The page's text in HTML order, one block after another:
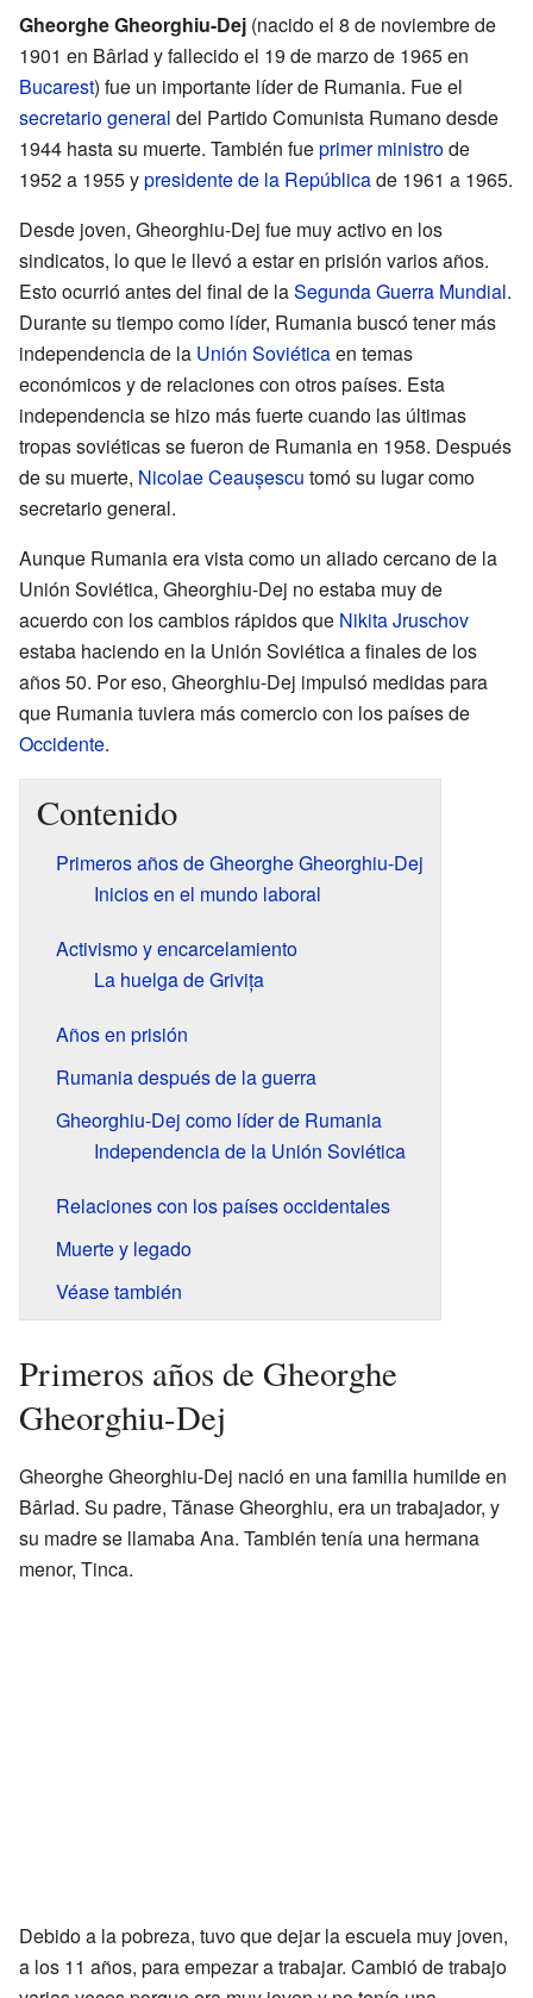
Gheorghe Gheorghiu-Dej (nacido el 8 de noviembre de
1901 en Bârlad y fallecido el 19 de marzo de 1965 en
Bucarest) fue un importante líder de Rumania. Fue el
secretario general del Partido Comunista Rumano desde
1944 hasta su muerte. También fueprimer ministrode
1952 a 1955 ypresidente de la Repúblicade 1961 a 1965.
Desde joven, Gheorghiu-Dej fue muy activo en los
sindicatos, lo que le llevó a estar en prisión varios años.
Esto ocurrió antes del final de laSegunda Guerra Mundial.
Durante su tiempo como líder, Rumania buscó tener más
independencia de la Unión Soviéticaen temas
económicos y de relaciones con otros países. Esta
independencia se hizo más fuerte cuando las últimas
tropas soviéticas se fueron de Rumania en 1958. Después
de su muerte, Nicolae Ceaușescu tomó su lugar como
secretario general.
Aunque Rumania era vista como un aliado cercano de la
Unión Soviética, Gheorghiu-Dej no estaba muy de
acuerdo con los cambios rápidos que Nikita Jruschov
estaba haciendo en la Unión Soviética a finales de los
años 50. Por eso, Gheorghiu-Dej impulsó medidas para
que Rumania tuviera más comercio con los países de
Occidente.
Contenido
Primeros años de Gheorghe Gheorghiu-Dej
Inicios en el mundo laboral
Activismo y encarcelamiento
La huelga de Grivița
Años en prisión
Rumania después de la guerra
Gheorghiu-Dej como líder de Rumania
Independencia de la Unión Soviética
Relaciones con los países occidentales
Muerte y legado
Véase también
Primeros años de Gheorghe
Gheorghiu-Dej
Gheorghe Gheorghiu-Dej nació en una familia humilde en
Bârlad. Su padre, Tănase Gheorghiu, era un trabajador, y
su madre se llamaba Ana. También tenía una hermana
menor, Tinca.
Debido a la pobreza, tuvo que dejar la escuela muy joven,
a los 11 años, para empezar a trabajar. Cambió de trabajo